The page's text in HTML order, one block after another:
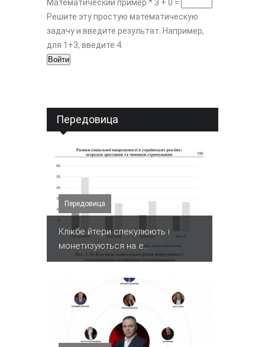
Математический пример * 3 + 0 =
Решите эту простую математическую
задачу и введите результат. Например,
для 1+3, введите 4.
Передовица
Передовица
Клікбе йтери спекулюють і
монетизуються на е...